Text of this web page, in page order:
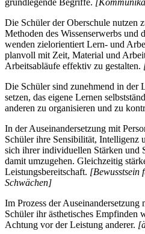
grundlegende Begriffe.
Die Schüler der Oberschule nutzen
Methoden des Wissenserwerbs und
wenden zielorientiert Lern- und
planvoll mit Zeit, Material und
Arbeitsabläufe effektiv zu gestalten.
Die Schüler sind zunehmend in der
setzen, das eigene Lernen
anderen zu organisieren und zu
In der Auseinandersetzung mit
Schüler ihre Sensibilität, Intelligenz
sich ihrer individuellen Stärken und
damit umzugehen. Gleichzeitig
Leistungsbereitschaft. [Bewusstsein
Schwächen]
Im Prozess der
Schüler ihr ästhetisches Empfinden
Achtung vor der Leistung anderer.